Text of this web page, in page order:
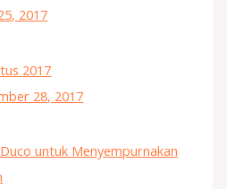
2017
2017
28, 2017
untuk Menyempurnakan